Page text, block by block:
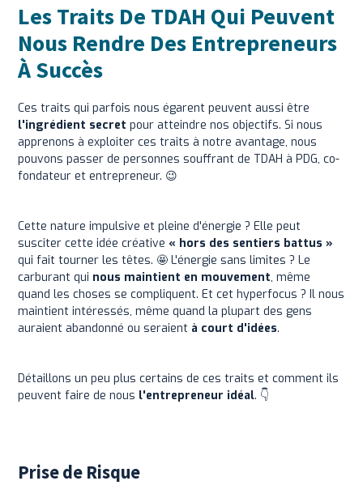
Les Traits De TDAH Qui Peuvent
Nous Rendre Des Entrepreneurs
À Succès
Ces traits qui parfois nous égarent peuvent aussi être
l'ingrédient secret pour atteindre nos objectifs. Si nous
apprenons à exploiter ces traits à notre avantage, nous
pouvons passer de personnes souffrant de TDAH à PDG, co-
fondateur et entrepreneur. 😉
Cette nature impulsive et pleine d'énergie ? Elle peut
susciter cette idée créative« hors des sentiers battus »
qui fait tourner les têtes. 🤩 L'énergie sans limites ? Le
carburant qui nous maintient en mouvement, même
quand les choses se compliquent. Et cet hyperfocus ? Il nous
maintient intéressés, même quand la plupart des gens
auraient abandonné ou seraient à court d'idées.
Détaillons un peu plus certains de ces traits et comment ils
peuvent faire de nous l'entrepreneur idéal. 👇
Prise de Risque